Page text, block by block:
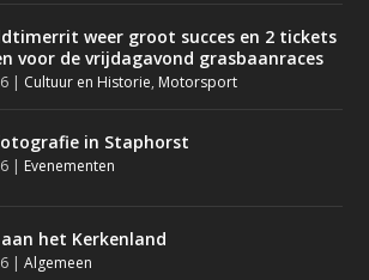
weer groot succes en 2 tickets
voor de vrijdagavond grasbaanraces
| Cultuur en Historie, Motorsport
in Staphorst
| Evenementen
het Kerkenland
|Algemeen